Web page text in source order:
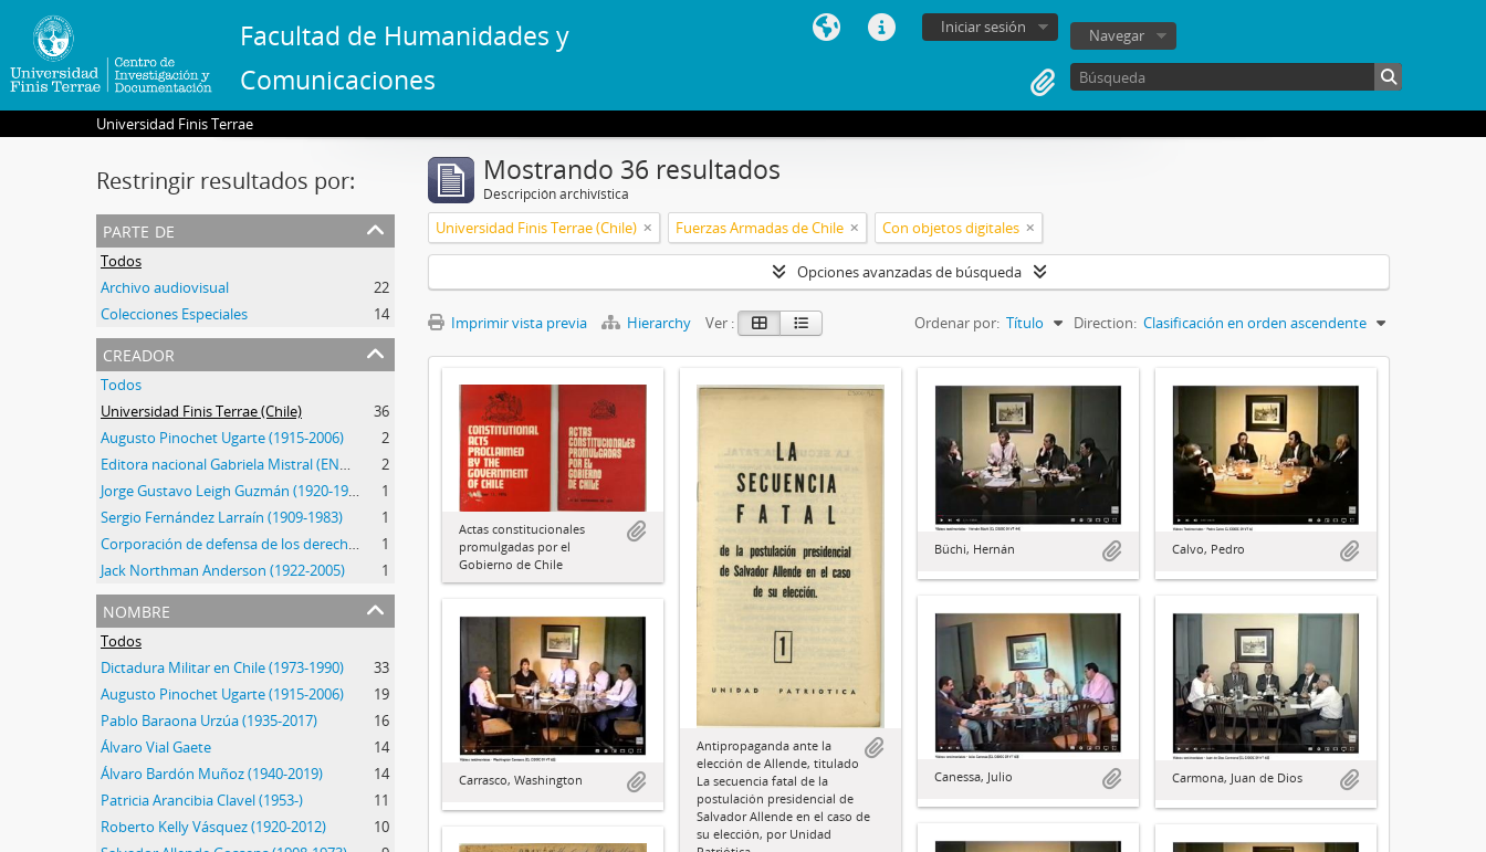
Facultad de Humanidades y
Comunicaciones
Iniciar sesión Navegar
Universidad Finis Terrae
Restringir resultados por:
parte de
Todos
Archivo audiovisual
22
Colecciones Especiales
14
creador
Todos
Universidad Finis Terrae (Chile)
36
Augusto Pinochet Ugarte (1915-2006)
2
Editora nacional Gabriela Mistral (ENGM) (1973-1976)
2
Jorge Gustavo Leigh Guzmán (1920-1999)
1
Sergio Fernández Larraín (1909-1983)
1
Corporación de defensa de los derechos del pueblo (CODEPU) (1980-)
1
Jack Northman Anderson (1922-2005)
1
nombre
Todos
Dictadura Militar en Chile (1973-1990)
33
Augusto Pinochet Ugarte (1915-2006)
19
Pablo Baraona Urzúa (1935-2017)
16
Álvaro Vial Gaete
14
Álvaro Bardón Muñoz (1940-2019)
14
Patricia Arancibia Clavel (1953-)
11
Roberto Kelly Vásquez (1920-2012)
10
Mostrando 36 resultados
Descripción archivística
Universidad Finis Terrae (Chile) Fuerzas Armadas de Chile Con objetos digitales
Opciones avanzadas de búsqueda
Imprimir vista previa Hierarchy Ver : Ordenar por: Título Direction: Clasificación en orden ascendente
Actas constitucionales
promulgadas por el
Gobierno de Chile
Antipropaganda ante la
elección de Allende, titulado
La secuencia fatal de la
postulación presidencial de
Salvador Allende en el caso de
su elección, por Unidad
Büchi, Hernán Calvo, Pedro
Canessa, Julio Carmona, Juan de Dios
Carrasco, Washington